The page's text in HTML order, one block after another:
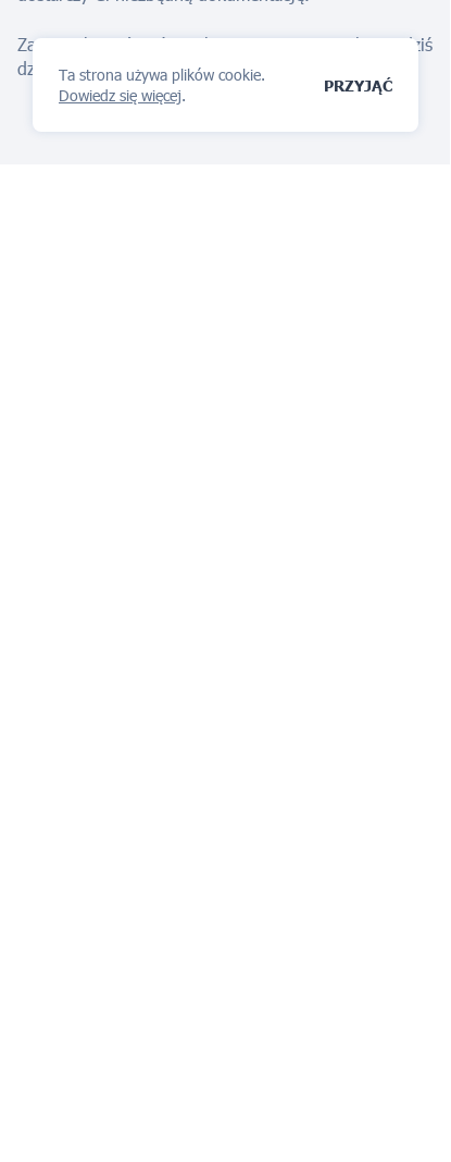
Ta strona używa plików cookie.
Dowiedz się więcej.
PRZYJĄĆ
Zacznij chronić swój znak towarowy w Izraelu już dziś
dzięki iPNOTE.